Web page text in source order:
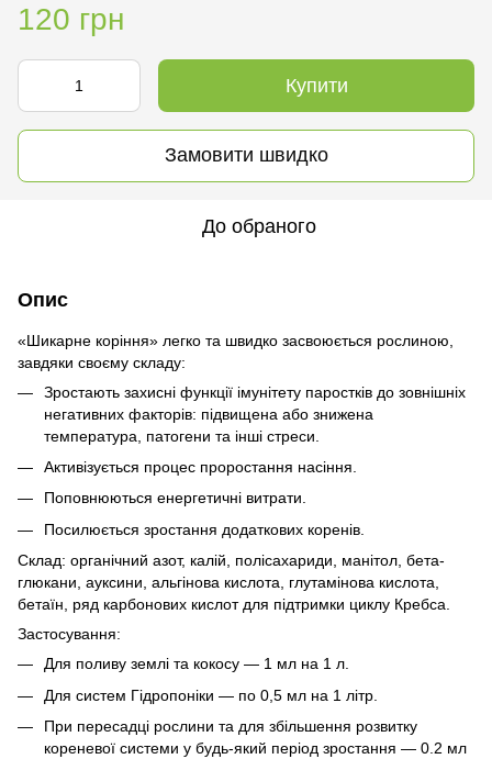
120 грн
Купити
Замовити швидко
До обраного
Опис
«Шикарне коріння» легко та швидко засвоюється рослиною,
завдяки своєму складу:
Зростають захисні функції імунітету паростків до зовнішніх
негативних факторів: підвищена або знижена
температура, патогени та інші стреси.
Активізується процес проростання насіння.
Поповнюються енергетичні витрати.
Посилюється зростання додаткових коренів.
Склад: органічний азот, калій, полісахариди, манітол, бета-
глюкани, ауксини, альгінова кислота, глутамінова кислота,
бетаїн, ряд карбонових кислот для підтримки циклу Кребса.
Застосування:
Для поливу землі та кокосу — 1 мл на 1 л.
Для систем Гідропоніки — по 0,5 мл на 1 літр.
При пересадці рослини та для збільшення розвитку
кореневої системи у будь-який період зростання — 0.2 мл